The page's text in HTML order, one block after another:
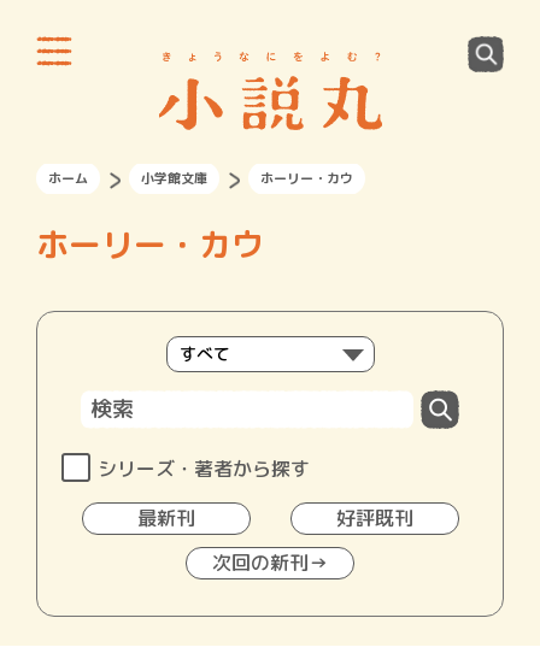
ホーム 小学館文庫 ホーリー・カウ
ホーリー・カウ
シリーズ・著者から探す
最新刊
好評既刊
次回の新刊→